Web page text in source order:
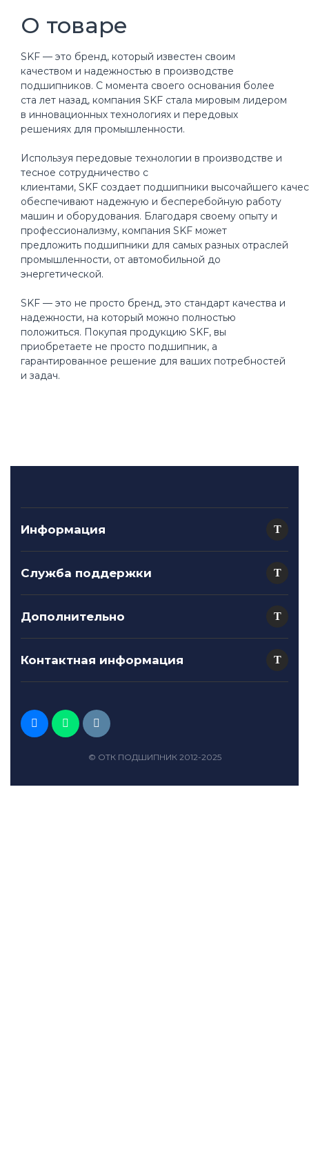
О товаре
SKF — это бренд, который известен своим
качеством и надежностью в производстве
подшипников. С момента своего основания более
ста лет назад, компания SKF стала мировым лидером
в инновационных технологиях и передовых
решениях для промышленности.
Используя передовые технологии в производстве и
тесное сотрудничество с
клиентами, SKF создает подшипники высочайшего
обеспечивают надежную и бесперебойную работу
машин и оборудования. Благодаря своему опыту и
профессионализму, компания SKF может
предложить подшипники для самых разных отраслей
промышленности, от автомобильной до
энергетической.
SKF — это не просто бренд, это стандарт качества и
надежности, на который можно полностью
положиться. Покупая продукцию SKF, вы
приобретаете не просто подшипник, а
гарантированное решение для ваших потребностей
и задач.
Информация
Служба поддержки
Дополнительно
Контактная информация
© ОТК ПОДШИПНИК 2012-2025